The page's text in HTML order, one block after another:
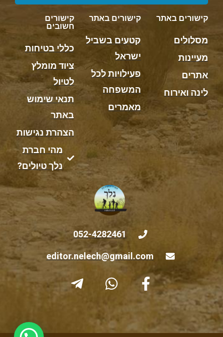
קישורים באתר
מסלולים
מעיינות
אתרים
לינה ואירוח
קישורים באתר
קטעים בשביל
ישראל
פעילויות לכל
המשפחה
מאמרים
קישורים
חשובים
כללי בטיחות
ציוד מומלץ
לטיול
תנאי שימוש
באתר
הצהרת נגישות
מהי חברת
נלך טיולים?
052-4282461
editor.nelech@gmail.com